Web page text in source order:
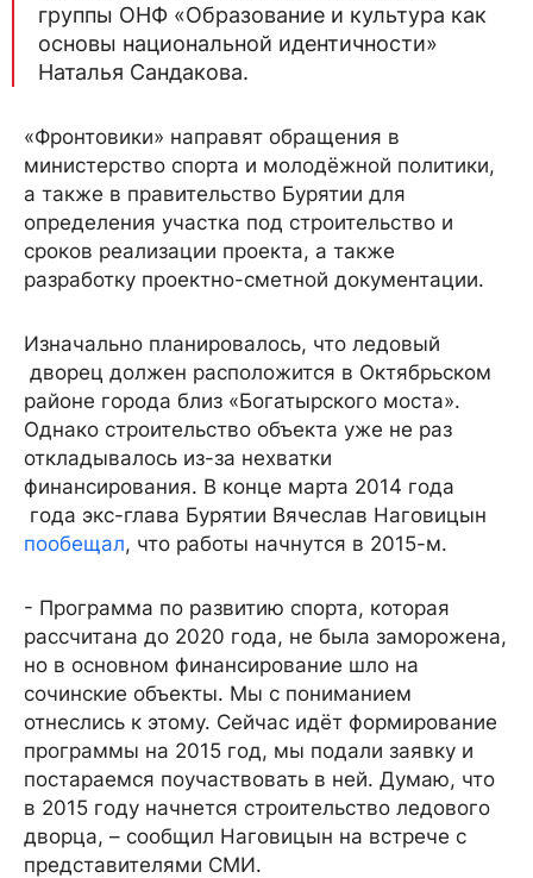
группы ОНФ «Образование и культура как
основы национальной идентичности»
Наталья Сандакова.
«Фронтовики» направят обращения в
министерство спорта и молодёжной политики,
а также в правительство Бурятии для
определения участка под строительство и
сроков реализации проекта, а также
разработку проектно-сметной документации.
Изначально планировалось, что ледовый
дворец должен расположится в Октябрьском
районе города близ «Богатырского моста».
Однако строительство объекта уже не раз
откладывалось из-за нехватки
финансирования. В конце марта 2014 года
года экс-глава Бурятии Вячеслав Наговицын
пообещал, что работы начнутся в 2015-м.
- Программа по развитию спорта, которая
рассчитана до 2020 года, не была заморожена,
но в основном финансирование шло на
сочинские объекты. Мы с пониманием
отнеслись к этому. Сейчас идёт формирование
программы на 2015 год, мы подали заявку и
постараемся поучаствовать в ней. Думаю, что
в 2015 году начнется строительство ледового
дворца, – сообщил Наговицын на встрече с
представителями СМИ.